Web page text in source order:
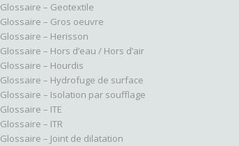
Glossaire – Geotextile
Glossaire – Gros oeuvre
Glossaire – Herisson
Glossaire – Hors d’eau / Hors d’air
Glossaire – Hourdis
Glossaire – Hydrofuge de surface
Glossaire – Isolation par soufflage
Glossaire – ITE
Glossaire – ITR
Glossaire – Joint de dilatation